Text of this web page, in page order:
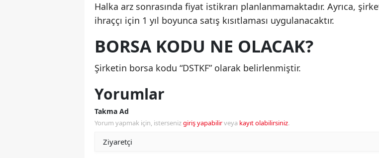
Halka arz sonrasında fiyat istikrarı planlanmamaktadır. Ayrıca,
ihraççı için 1 yıl boyunca satış kısıtlaması uygulanacaktır.
BORSA KODU NE OLACAK?
Şirketin borsa kodu “DSTKF” olarak belirlenmiştir.
Yorumlar
Takma Ad
Yorum yapmak için, istersenizgiriş yapabilirveya kayıt olabilirsiniz.